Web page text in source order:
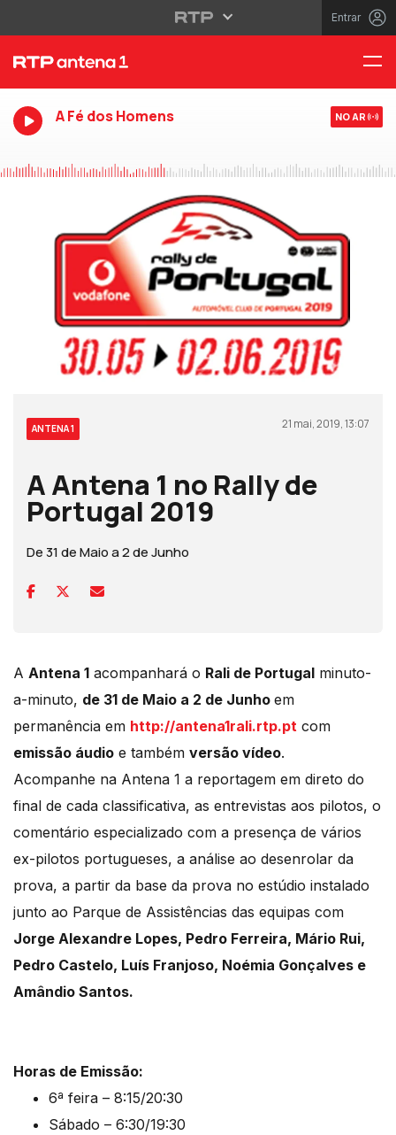
Entrar
A Fé dos Homens NO AR
ANTENA 1 21 mai, 2019, 13:07
A Antena 1 no Rally de
Portugal 2019
De 31 de Maio a 2 de Junho
A Antena 1 acompanhará o Rali de Portugal minuto-
a-minuto, de 31 de Maio a 2 de Junho em
permanência em http://antena1rali.rtp.pt com
emissão áudio e também versão vídeo.
Acompanhe na Antena 1 a reportagem em direto do
final de cada classificativa, as entrevistas aos pilotos, o
comentário especializado com a presença de vários
ex-pilotos portugueses, a análise ao desenrolar da
prova, a partir da base da prova no estúdio instalado
junto ao Parque de Assistências das equipas com
Jorge Alexandre Lopes, Pedro Ferreira, Mário Rui,
Pedro Castelo, Luís Franjoso, Noémia Gonçalves e
Amândio Santos.
Horas de Emissão:
6ª feira – 8:15/20:30
Sábado – 6:30/19:30